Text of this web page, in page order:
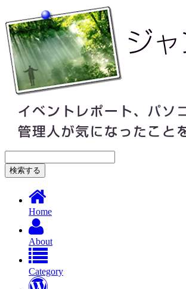
Home
About
Category